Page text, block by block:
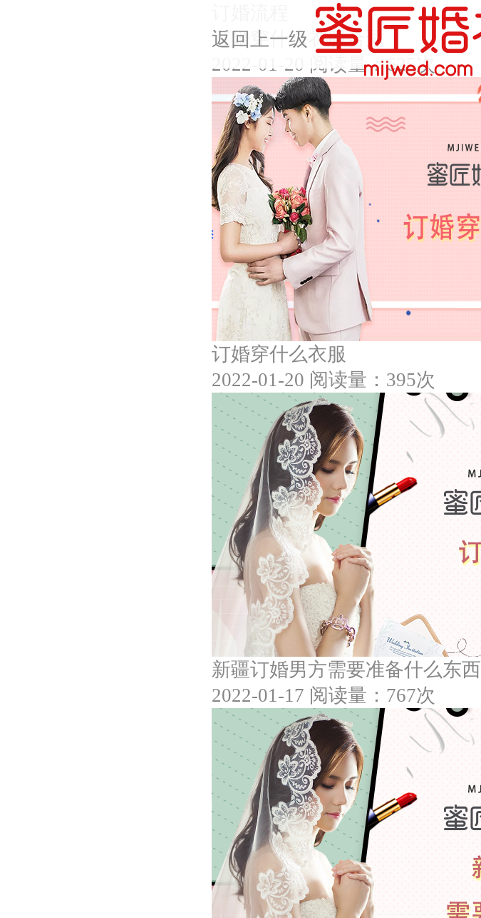
返回上一级
订婚穿什么衣服合适
2022-01-20 阅读量：625次
订婚穿什么衣服
2022-01-20 阅读量：395次
新疆订婚男方需要准备什么东西
2022-01-17 阅读量：767次